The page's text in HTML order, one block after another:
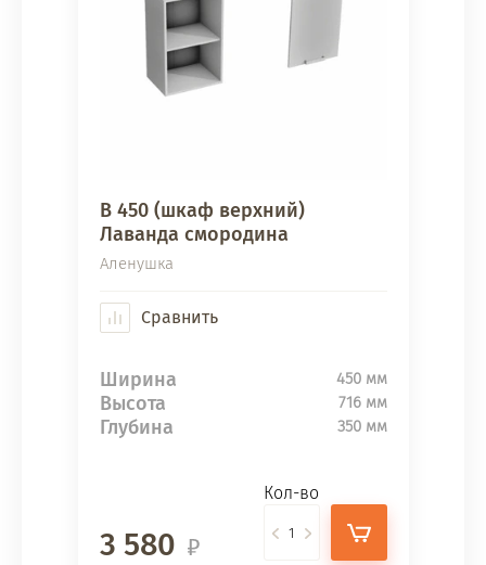
В 450 (шкаф верхний)
Лаванда смородина
Аленушка
Сравнить
Ширина 450 мм
Высота 716 мм
Глубина 350 мм
3 580
Кол-во